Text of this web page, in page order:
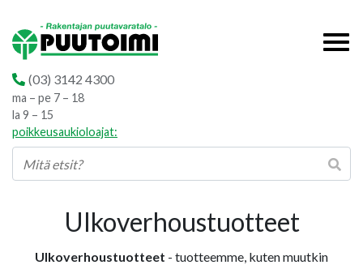
(03) 3142 4300
ma – pe 7 – 18
la 9 – 15
poikkeusaukioloajat:
Ulkoverhoustuotteet
Ulkoverhoustuotteet - tuotteemme, kuten muutkin